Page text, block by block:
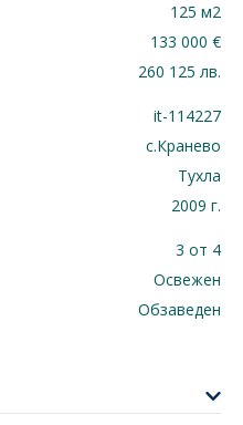
125 м2
133 000 €
260 125 лв.
it-114227
с.Кранево
Тухла
2009 г.
3 от 4
Освежен
Обзаведен